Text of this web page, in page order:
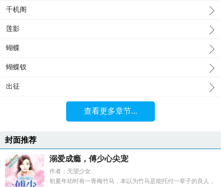
千机阁
莲影
蝴蝶
蝴蝶钗
出征
查看更多章节...
封面推荐
溺爱成瘾，傅少心尖宠
作者：无望少女
初夏年幼时有一青梅竹马，本以为竹马是能托付一辈子的良人，